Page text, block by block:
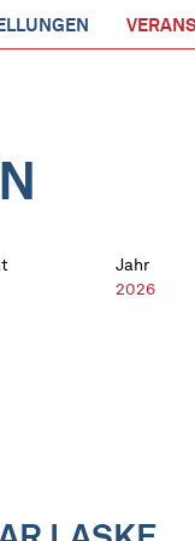
Jahr
2026